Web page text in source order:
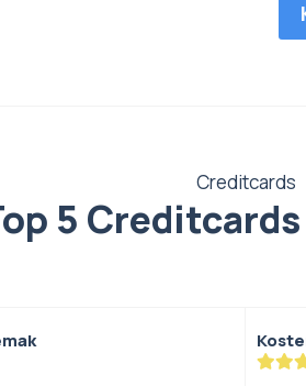
Creditcards
5